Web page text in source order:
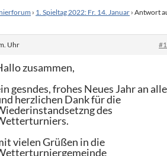
› 1. Spieltag 2022: Fr. 14. Januar › Antwort
Uhr
zusammen,
gesndes, frohes Neues Jahr an
herzlichen Dank für die
des
vielen Grüßen in die